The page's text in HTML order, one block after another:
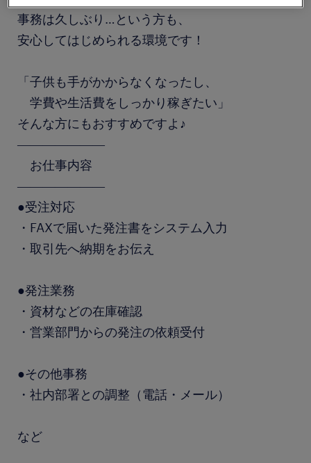
事務は久しぶり…という方も、
安心してはじめられる環境です！
「子供も手がかからなくなったし、
学費や生活費をしっかり稼ぎたい」
そんな方にもおすすめですよ♪
―――――――
お仕事内容
―――――――
●受注対応
・FAXで届いた発注書をシステム入力
・取引先へ納期をお伝え
●発注業務
・資材などの在庫確認
・営業部門からの発注の依頼受付
●その他事務
・社内部署との調整（電話・メール）
など